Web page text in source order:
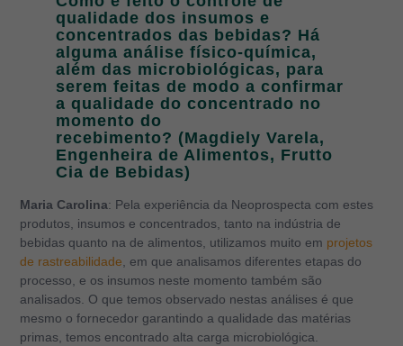
qualidade dos insumos e
concentrados das bebidas? Há
alguma análise físico-química,
além das microbiológicas, para
serem feitas de modo a confirmar
a qualidade do concentrado no
momento do
recebimento? (Magdiely Varela,
Engenheira de Alimentos, Frutto
Cia de Bebidas)
Maria Carolina: Pela experiência da Neoprospecta com estes
produtos, insumos e concentrados, tanto na indústria de
bebidas quanto na de alimentos, utilizamos muito em projetos
de rastreabilidade, em que analisamos diferentes etapas do
processo, e os insumos neste momento também são
analisados. O que temos observado nestas análises é que
mesmo o fornecedor garantindo a qualidade das matérias
primas, temos encontrado alta carga microbiológica.